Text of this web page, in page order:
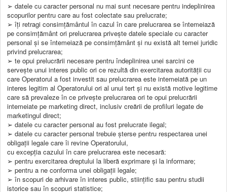
➢ datele cu caracter personal nu mai sunt necesare pentru indeplinirea
scopurilor pentru care au fost colectate sau prelucrate;
➢ îți retragi consimțământul în cazul în care prelucrarea se întemeiază
pe consimțământ ori prelucrarea privește datele speciale cu caracter
personal și se întemeiază pe consimțământ și nu există alt temei juridic
privind prelucrarea;
➢ te opui prelucrării necesare pentru îndeplinirea unei sarcini ce
servește unui interes public ori ce rezultă din exercitarea autorității cu
care Operatorul a fost investit sau prelucrarea este intemeiată pe un
interes legitim al Operatorului ori al unui tert și nu există motive legitime
care să prevaleze în ce privește prelucrarea ori te opui prelucrării
intemeiate pe marketing direct, inclusiv creării de profiluri legate de
marketingul direct;
➢ datele cu caracter personal au fost prelucrate ilegal;
➢ datele cu caracter personal trebuie șterse pentru respectarea unei
obligaţii legale care îi revine Operatorului,
cu excepția cazului în care prelucrarea este necesară:
➢ pentru exercitarea dreptului la liberă exprimare și la informare;
➢ pentru a ne conforma unei obligații legale;
➢ în scopuri de arhivare în interes public, stiințific sau pentru studii
istorice sau în scopuri statistice;